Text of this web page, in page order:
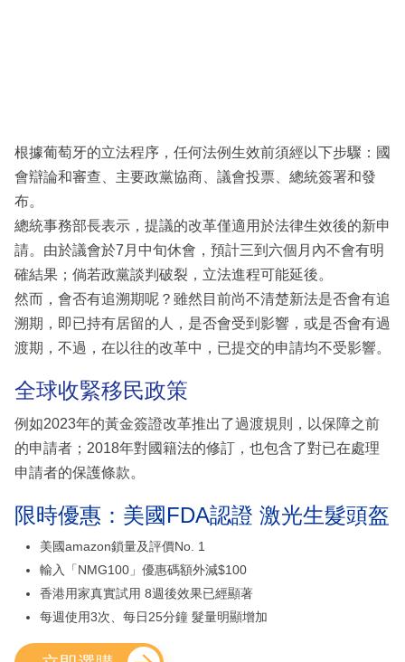
根據葡萄牙的立法程序，任何法例生效前須經以下步驟：國
會辯論和審查、主要政黨協商、議會投票、總統簽署和發
布。
總統事務部長表示，提議的改革僅適用於法律生效後的新申
請。由於議會於7月中旬休會，預計三到六個月內不會有明
確結果；倘若政黨談判破裂，立法進程可能延後。
然而，會否有追溯期呢？雖然目前尚不清楚新法是否會有追
溯期，即已持有居留的人，是否會受到影響，或是否會有過
渡期，不過，在以往的改革中，已提交的申請均不受影響。
全球收緊移民政策
例如2023年的黃金簽證改革推出了過渡規則，以保障之前
的申請者；2018年對國籍法的修訂，也包含了對已在處理
申請者的保護條款。
限時優惠：美國FDA認證 激光生髮頭盔
美國amazon鎖量及評價No. 1
輸入「NMG100」優惠碼額外減$100
香港用家真實試用 8週後效果已經顯著
每週使用3次、每日25分鐘 髮量明顯增加